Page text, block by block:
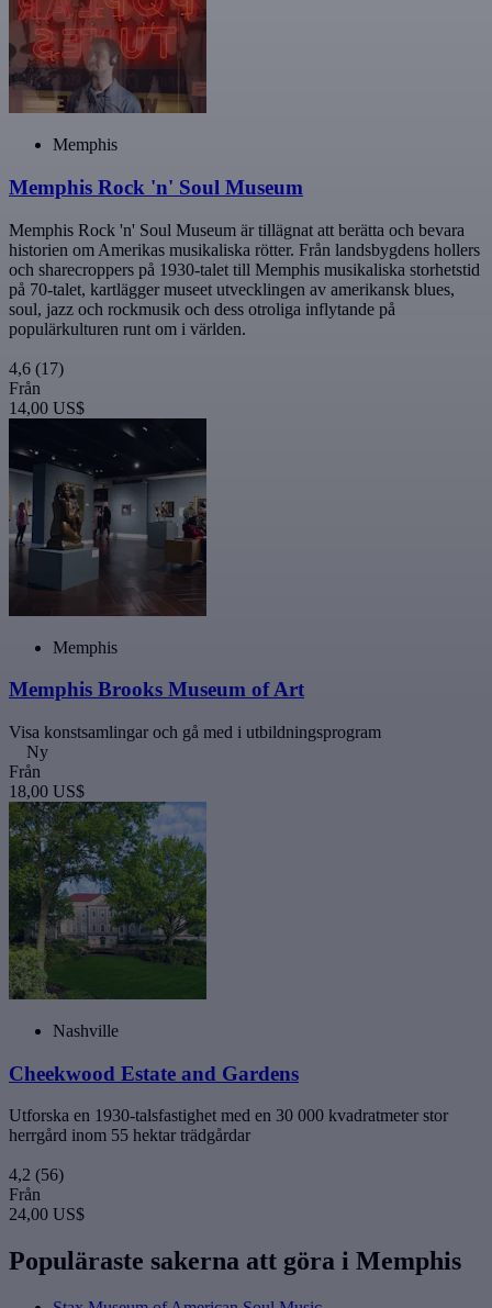
Memphis
Memphis Rock 'n' Soul Museum
Memphis Rock 'n' Soul Museum är tillägnat att berätta och bevara
historien om Amerikas musikaliska rötter. Från landsbygdens hollers
och sharecroppers på 1930-talet till Memphis musikaliska storhetstid
på 70-talet, kartlägger museet utvecklingen av amerikansk blues,
soul, jazz och rockmusik och dess otroliga inflytande på
populärkulturen runt om i världen.
4,6 (17)
Från
14,00 US$
Memphis
Memphis Brooks Museum of Art
Visa konstsamlingar och gå med i utbildningsprogram
Ny
Från
18,00 US$
Nashville
Cheekwood Estate and Gardens
Utforska en 1930-talsfastighet med en 30 000 kvadratmeter stor
herrgård inom 55 hektar trädgårdar
4,2 (56)
Från
24,00 US$
Populäraste sakerna att göra i Memphis